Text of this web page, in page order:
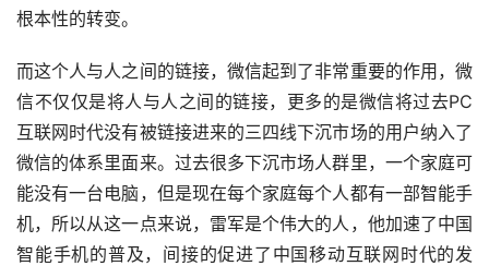
根本性的转变。
而这个人与人之间的链接，微信起到了非常重要的作用，微
信不仅仅是将人与人之间的链接，更多的是微信将过去PC
互联网时代没有被链接进来的三四线下沉市场的用户纳入了
微信的体系里面来。过去很多下沉市场人群里，一个家庭可
能没有一台电脑，但是现在每个家庭每个人都有一部智能手
机，所以从这一点来说，雷军是个伟大的人，他加速了中国
智能手机的普及，间接的促进了中国移动互联网时代的发